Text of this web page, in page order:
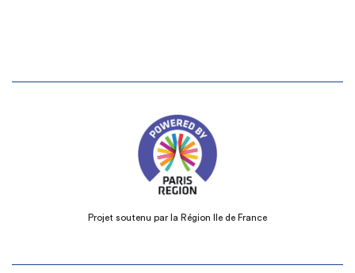
Projet soutenu par la Région Ile de France